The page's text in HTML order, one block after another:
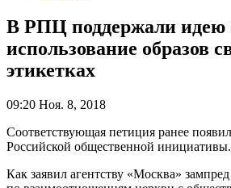
В РПЦ поддержали идею
использование образов
этикетках
09:20 Ноя. 8, 2018
Соответствующая петиция ранее
Российской общественной инициативы.
Как заявил агентству «Москва»